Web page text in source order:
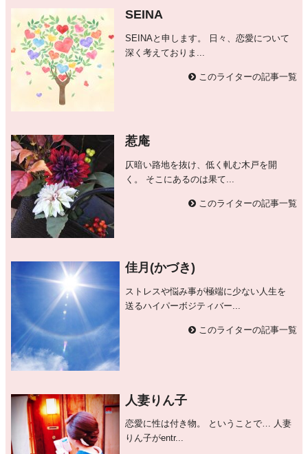
SEINA
SEINAと申します。 日々、恋愛について
深く考えておりま...
このライターの記事一覧
惹庵
仄暗い路地を抜け、低く軋む木戸を開
く。 そこにあるのは果て...
このライターの記事一覧
佳月(かづき)
ストレスや悩み事が極端に少ない人生を
送るハイパーボジティバー...
このライターの記事一覧
人妻りん子
恋愛に性は付き物。 ということで… 人妻
りん子がentr...